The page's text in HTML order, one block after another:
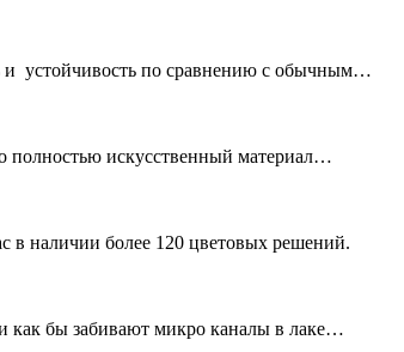
и устойчивость по сравнению с обычным
полностью искусственный материал
в наличии более 120 цветовых решений.
как бы забивают микро каналы в лаке…